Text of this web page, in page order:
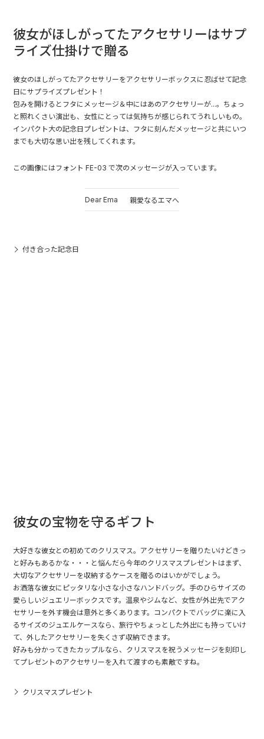
彼女がほしがってたアクセサリーはサプ
ライズ仕掛けで贈る
彼女のほしがってたアクセサリーをアクセサリーボックスに忍ばせて記念
日にサプライズプレゼント！
包みを開けるとフタにメッセージ＆中にはあのアクセサリーが...。ちょっ
と照れくさい演出も、女性にとっては気持ちが感じられてうれしいもの。
インパクト大の記念日プレゼントは、フタに刻んだメッセージと共にいつ
までも大切な思い出を残してくれます。
この画像にはフォント FE-03 で次のメッセージが入っています。
Dear Ema 親愛なるエマへ
付き合った記念日
彼女の宝物を守るギフト
大好きな彼女との初めてのクリスマス。アクセサリーを贈りたいけどきっ
と好みもあるかな・・・と悩んだら今年のクリスマスプレゼントはまず、
大切なアクセサリーを収納するケースを贈るのはいかがでしょう。
お洒落な彼女にピッタリな小さな小さなハンドバッグ。手のひらサイズの
愛らしいジュエリーボックスです。温泉やジムなど、女性が外出先でアク
セサリーを外す機会は意外と多くあります。コンパクトでバッグに楽に入
るサイズのジュエルケースなら、旅行やちょっとした外出にも持っていけ
て、外したアクセサリーを失くさず収納できます。
好みも分かってきたカップルなら、クリスマスを祝うメッセージを刻印し
てプレゼントのアクセサリーを入れて渡すのも素敵ですね。
クリスマスプレゼント